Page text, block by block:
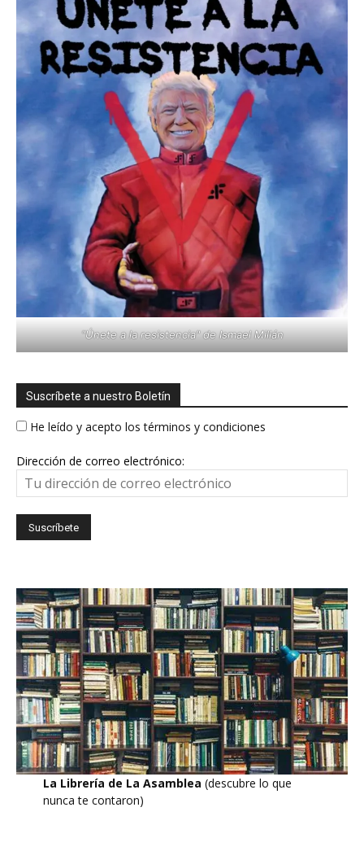
"Únete a la resistencia" de Ismael Millán
Suscríbete a nuestro Boletín
He leído y acepto los términos y condiciones
Dirección de correo electrónico:
La Librería de La Asamblea (descubre lo que
nunca te contaron)